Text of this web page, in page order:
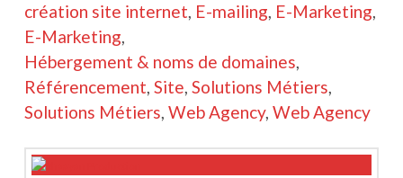
création site internet, E-mailing, E-Marketing,
E-Marketing,
Hébergement & noms de domaines,
Référencement, Site, Solutions Métiers,
Solutions Métiers, Web Agency, Web Agency